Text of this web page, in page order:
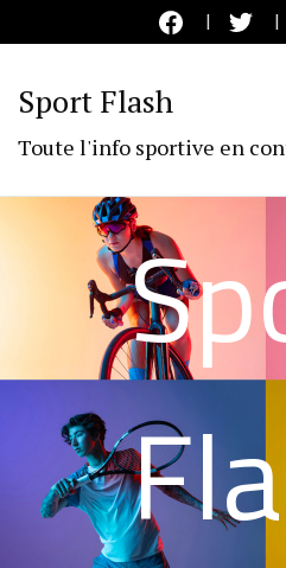
Sport Flash
Toute l'info sportive en